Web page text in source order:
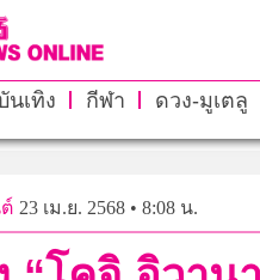
นเทิง กีฬา ดวง-มูเตลู
23 เม.ย. 2568 • 8:08 น.